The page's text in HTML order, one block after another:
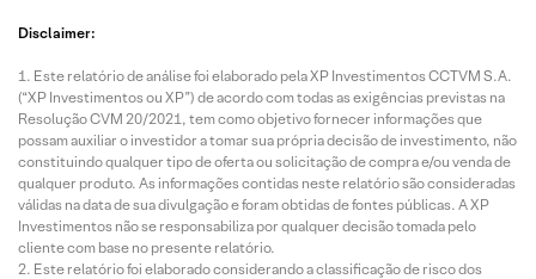
Disclaimer:
Este relatório de análise foi elaborado pela XP Investimentos CCTVM S.A.
(“XP Investimentos ou XP”) de acordo com todas as exigências previstas na
Resolução CVM 20/2021, tem como objetivo fornecer informações que
possam auxiliar o investidor a tomar sua própria decisão de investimento, não
constituindo qualquer tipo de oferta ou solicitação de compra e/ou venda de
qualquer produto. As informações contidas neste relatório são consideradas
válidas na data de sua divulgação e foram obtidas de fontes públicas. A XP
Investimentos não se responsabiliza por qualquer decisão tomada pelo
cliente com base no presente relatório.
Este relatório foi elaborado considerando a classificação de risco dos